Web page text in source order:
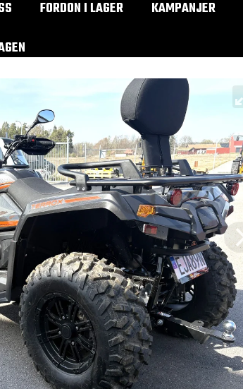
FORDON I LAGER KAMPANJER